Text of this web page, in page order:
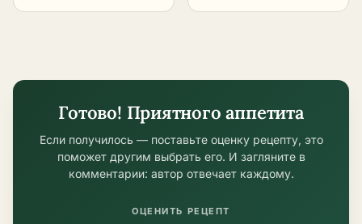
Готово! Приятного аппетита
Если получилось — поставьте оценку рецепту, это
поможет другим выбрать его. И загляните в
комментарии: автор отвечает каждому.
ОЦЕНИТЬ РЕЦЕПТ